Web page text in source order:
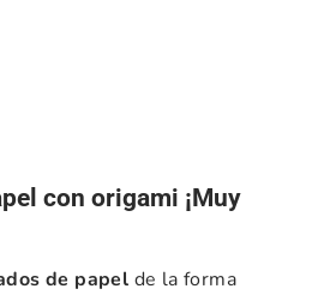
con origami ¡Muy
de papel de la forma